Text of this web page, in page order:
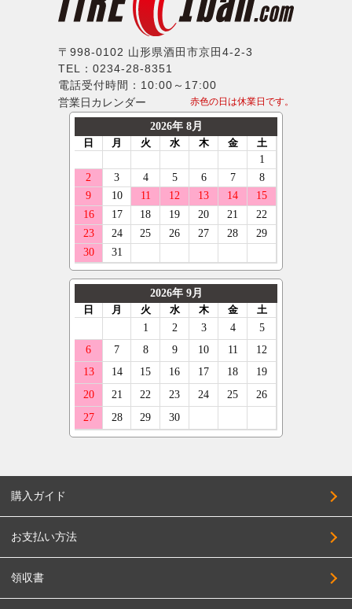
〒998-0102 山形県酒田市京田4-2-3
TEL：0234-28-8351
電話受付時間：10:00～17:00
営業日カレンダー
赤色の日は休業日です。
購入ガイド
お支払い方法
領収書